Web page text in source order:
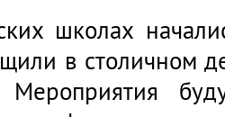
школах
в столичном